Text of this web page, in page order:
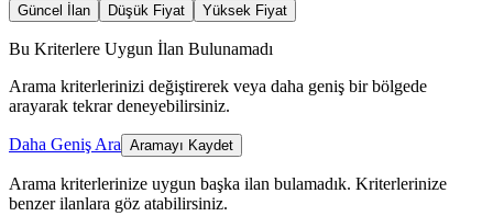
Güncel İlan
Düşük Fiyat Yüksek Fiyat
Bu Kriterlere Uygun İlan Bulunamadı
Arama kriterlerinizi değiştirerek veya daha geniş bir bölgede
arayarak tekrar deneyebilirsiniz.
Daha Geniş Ara Aramayı Kaydet
Arama kriterlerinize uygun başka ilan bulamadık. Kriterlerinize
benzer ilanlara göz atabilirsiniz.